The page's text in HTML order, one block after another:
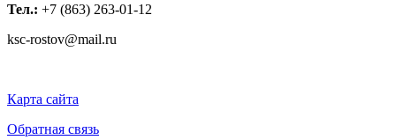
Тел.: +7 (863) 263-01-12
ksc-rostov@mail.ru
Карта сайта
Обратная связь